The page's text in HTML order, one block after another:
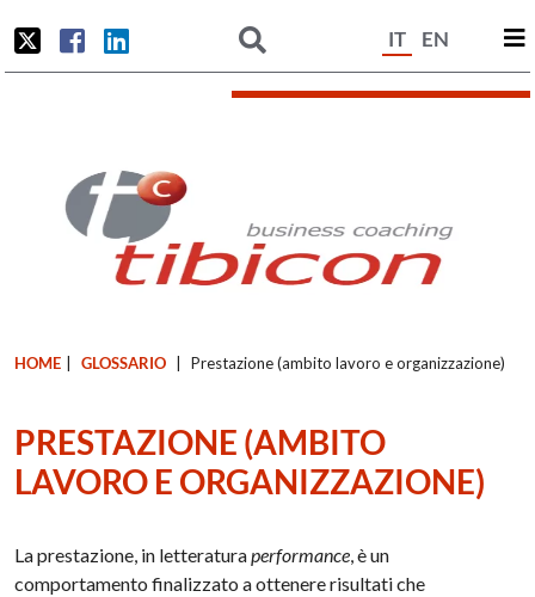
IT EN
HOME GLOSSARIO Prestazione (ambito lavoro e organizzazione)
PRESTAZIONE (AMBITO
LAVORO E ORGANIZZAZIONE)
La prestazione, in letteraturaperformance, è un
comportamento finalizzato a ottenere risultati che